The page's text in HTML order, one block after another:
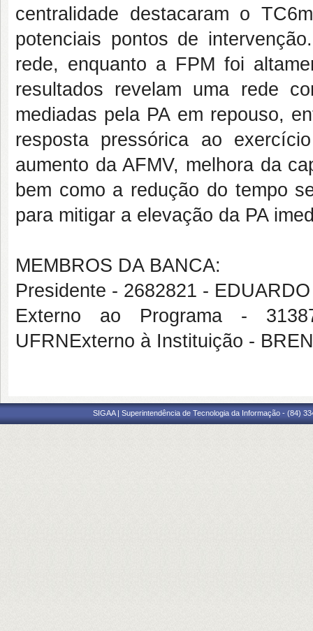
centralidade destacaram o
potenciais pontos de
rede, enquanto a FPM foi
resultados revelam uma rede
mediadas pela PA em repouso,
resposta pressórica ao
aumento da AFMV, melhora da
bem como a redução do tempo
para mitigar a elevação da PA
MEMBROS DA BANCA:
Presidente - 2682821 -
Externo ao Programa -
UFRNExterno à Instituição -
SIGAA | Superintendência de Tecnologia da Informação - (84)